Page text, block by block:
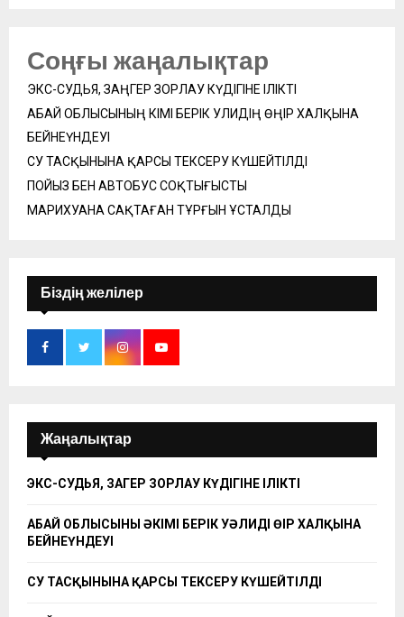
Соңғы жаңалықтар
ЭКС-СУДЬЯ, ЗАҢГЕР ЗОРЛАУ КҮДІГІНЕ ІЛІКТІ
АБАЙ ОБЛЫСЫНЫҢ ӘКІМІ БЕРІК УӘЛИДІҢ ӨҢІР ХАЛҚЫНА
БЕЙНЕҮНДЕУІ
СУ ТАСҚЫНЫНА ҚАРСЫ ТЕКСЕРУ КҮШЕЙТІЛДІ
ПОЙЫЗ БЕН АВТОБУС СОҚТЫҒЫСТЫ
МАРИХУАНА САҚТАҒАН ТҰРҒЫН ҰСТАЛДЫ
Біздің желілер
Жаңалықтар
ЭКС-СУДЬЯ, ЗАҢГЕР ЗОРЛАУ КҮДІГІНЕ ІЛІКТІ
АБАЙ ОБЛЫСЫНЫҢ ӘКІМІ БЕРІК УӘЛИДІҢ ӨҢІР ХАЛҚЫНА
БЕЙНЕҮНДЕУІ
СУ ТАСҚЫНЫНА ҚАРСЫ ТЕКСЕРУ КҮШЕЙТІЛДІ